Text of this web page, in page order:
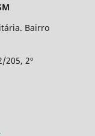
Bairro
205, 2º